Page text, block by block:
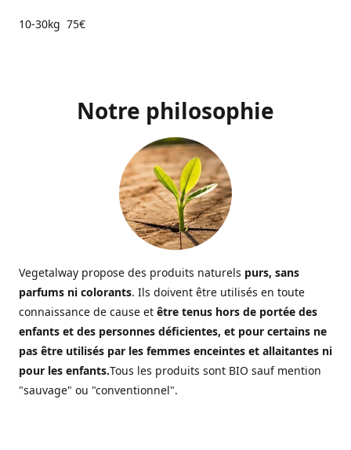
10-30kg 75€
Notre philosophie
Vegetalway propose des produits naturels purs, sans
parfums ni colorants. Ils doivent être utilisés en toute
connaissance de cause et être tenus hors de portée des
enfants et des personnes déficientes, et pour certains ne
pas être utilisés par les femmes enceintes et allaitantes ni
pour les enfants.Tous les produits sont BIO sauf mention
"sauvage" ou "conventionnel".